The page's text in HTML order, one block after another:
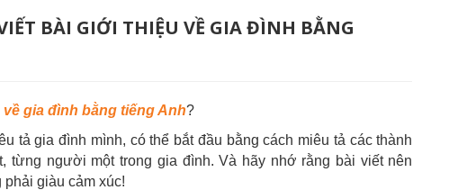
BÀI GIỚI THIỆU VỀ GIA ĐÌNH BẰNG
gia đình bằng tiếng Anh?
tả gia đình mình, có thể bắt đầu bằng cách miêu tả các thành
từng người một trong gia đình. Và hãy nhớ rằng bài viết nên
giàu cảm xúc!